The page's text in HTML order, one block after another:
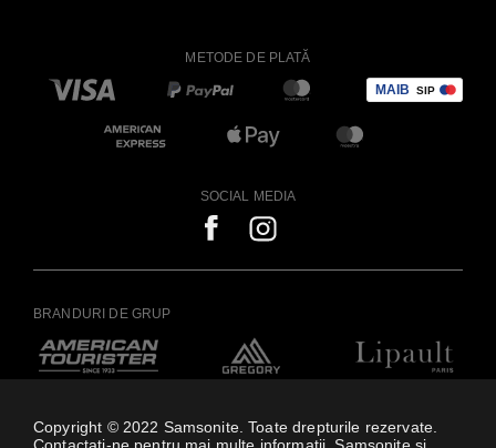
METODE DE PLATĂ
SOCIAL MEDIA
BRANDURI DE GRUP
Copyright © 2022 Samsonite. Toate drepturile rezervate.